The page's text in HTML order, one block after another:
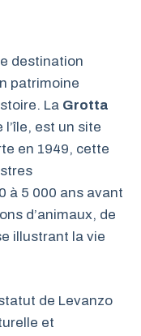
destination
patrimoine
La Grotta
l’île, est un site
en 1949, cette
à 5 000 ans avant
d’animaux, de
illustrant la vie
de Levanzo
et